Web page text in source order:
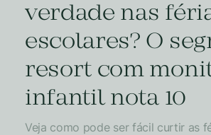
verdade nas
escolares? O
resort com
infantil nota 10
Veja como pode ser fácil curtir as